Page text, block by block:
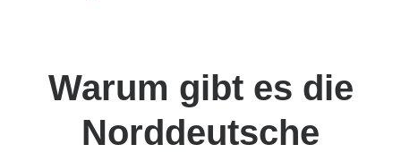
Warum gibt es die
Norddeutsche